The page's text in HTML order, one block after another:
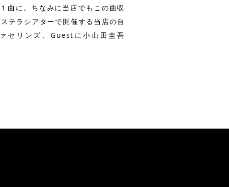
曲に。ちなみに当店でもこの曲収
テラシアターで開催する当店の自
セリンズ、Guestに小山田圭吾